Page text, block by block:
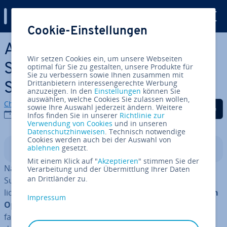
Zum Haupt­in­halt springen
ARK-Server: Schritt für
Schritt zum eigenen „ARK:
Survival Evolved“-Server
Christian Heldmaier
29.09.2021
Auf Facebook teilen
Auf Twitter teilen
Auf LinkedIn
In­halts­ver­zeich­nis
Nach einer zwei­jäh­ri­gen Early-Access-Phase wurde ARK:
Survival Evolved am 29. August 2017 offiziell ver­öf­fent­
licht. Seitdem hat der
Di­no­sau­ri­er-Survival-Kracher im
Open-World-Format
fang­rei­che Updates erhalten, weshalb er bis heute zu
Cookie-Einstellungen
Wir setzen Cookies ein, um unsere Webseiten
optimal für Sie zu gestalten, unsere Produkte für
Sie zu verbessern sowie Ihnen zusammen mit
Drittanbietern interessengerechte Werbung
anzuzeigen. In den Einstellungen können Sie
auswählen, welche Cookies Sie zulassen wollen,
sowie Ihre Auswahl jederzeit ändern. Weitere
Infos finden Sie in unserer Richtlinie zur
Verwendung von Cookies und in unseren
Datenschutzhinweisen. Technisch notwendige
Cookies werden auch bei der Auswahl von
ablehnen gesetzt.
Mit einem Klick auf "Akzeptieren" stimmen Sie der
Verarbeitung und der Übermittlung Ihrer Daten
an Drittländer zu.
Impressum